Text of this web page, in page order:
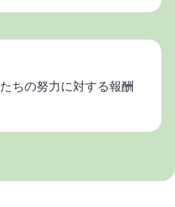
ちの努力に対する報酬